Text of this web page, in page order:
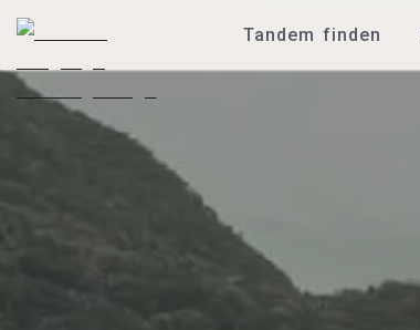
Tandem finden